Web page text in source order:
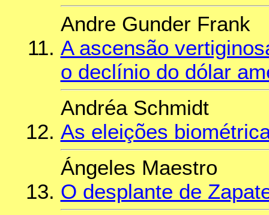
Andre Gunder Frank
A ascensão
o declínio do dólar
Andréa Schmidt
As eleições
Ángeles Maestro
O desplante de